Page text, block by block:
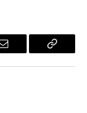
Email
Copy